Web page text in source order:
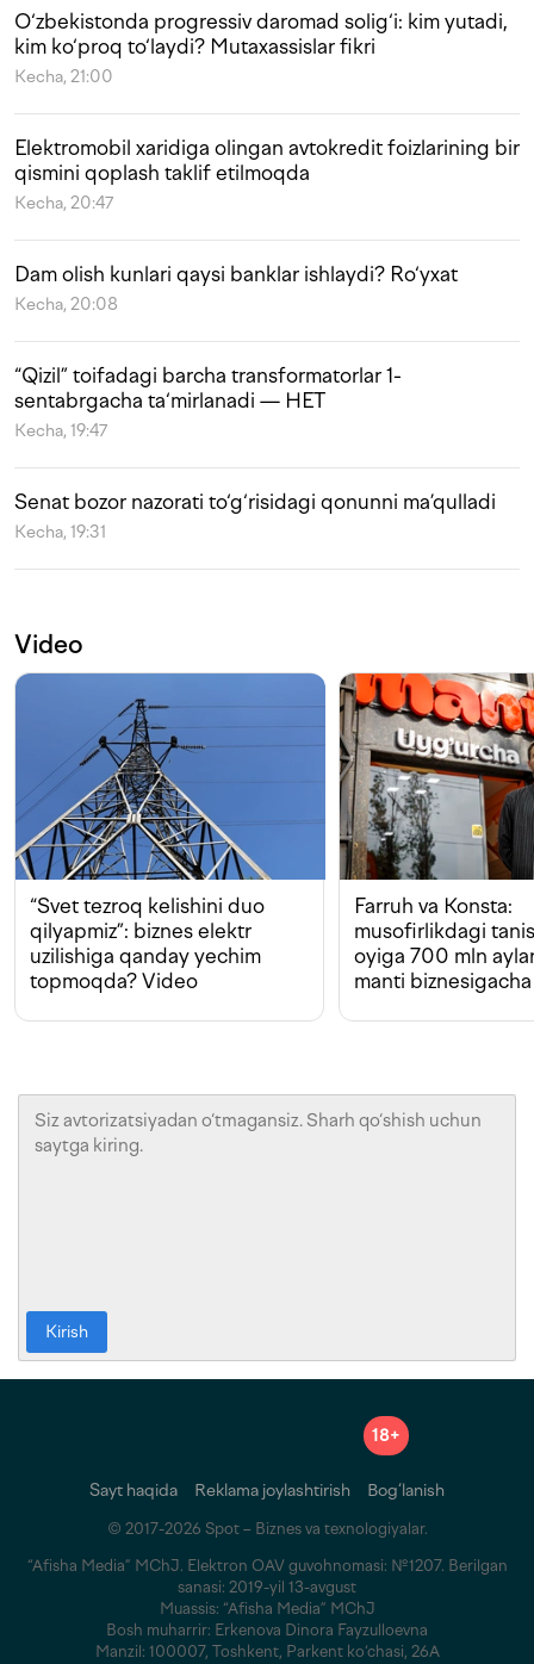
O‘zbekistonda progressiv daromad solig‘i: kim yutadi,
kim ko‘proq to‘laydi? Mutaxassislar fikri
Kecha, 21:00
Elektromobil xaridiga olingan avtokredit foizlarining bir
qismini qoplash taklif etilmoqda
Kecha, 20:47
Dam olish kunlari qaysi banklar ishlaydi? Ro‘yxat
Kecha, 20:08
“Qizil” toifadagi barcha transformatorlar 1-
sentabrgacha ta‘mirlanadi — HET
Kecha, 19:47
Senat bozor nazorati to‘g‘risidagi qonunni ma’qulladi
Kecha, 19:31
Video
“Svet tezroq kelishini duo
qilyapmiz”: biznes elektr
uzilishiga qanday yechim
topmoqda? Video
Farruh va Konsta:
musofirlikdagi
oyiga 700 mln
manti biznesigacha
Kirish
18+
Sayt haqida Reklama joylashtirish Bog‘lanish
© 2017-2026 Spot – Biznes va texnologiyalar.
“Afisha Media” MChJ. Elektron OAV guvohnomasi: №1207. Berilgan
sanasi: 2019-yil 13-avgust
Muassis: “Afisha Media” MChJ
Bosh muharrir: Erkenova Dinora Fayzulloevna
Manzil: 100007, Toshkent, Parkent ko‘chasi, 26A